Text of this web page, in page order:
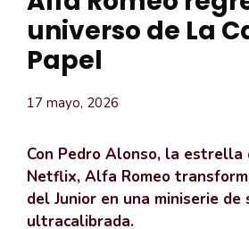
universo de La
Papel
17 mayo, 2026
Con Pedro Alonso, la estrella
Netflix, Alfa Romeo
del Junior en una miniserie de
ultracalibrada.